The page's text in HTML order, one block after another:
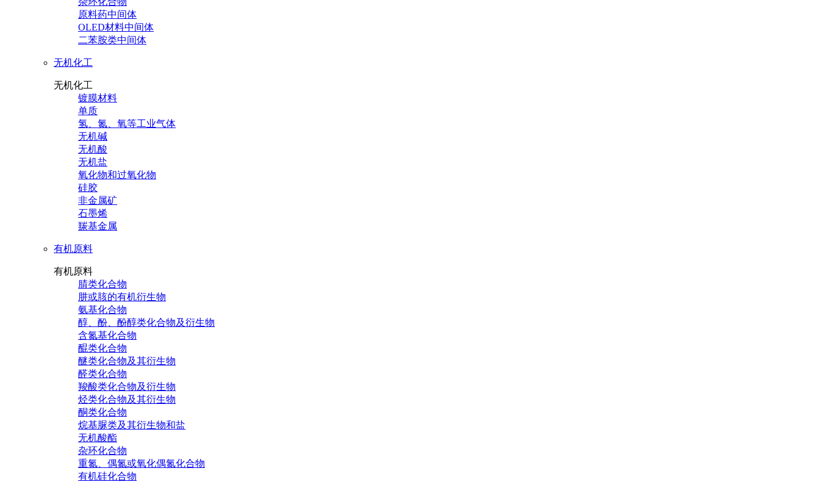
原料药中间体
OLED材料中间体
二苯胺类中间体
无机化工
无机化工
镀膜材料
单质
氢、氮、氧等工业气体
无机碱
无机酸
无机盐
氧化物和过氧化物
硅胶
非金属矿
石墨烯
羰基金属
有机原料
有机原料
腈类化合物
肼或胲的有机衍生物
氨基化合物
醇、酚、酚醇类化合物及衍生物
含氮基化合物
醌类化合物
醚类化合物及其衍生物
醛类化合物
羧酸类化合物及衍生物
烃类化合物及其衍生物
酮类化合物
烷基脲类及其衍生物和盐
无机酸酯
杂环化合物
重氮、偶氮或氧化偶氮化合物
有机硅化合物